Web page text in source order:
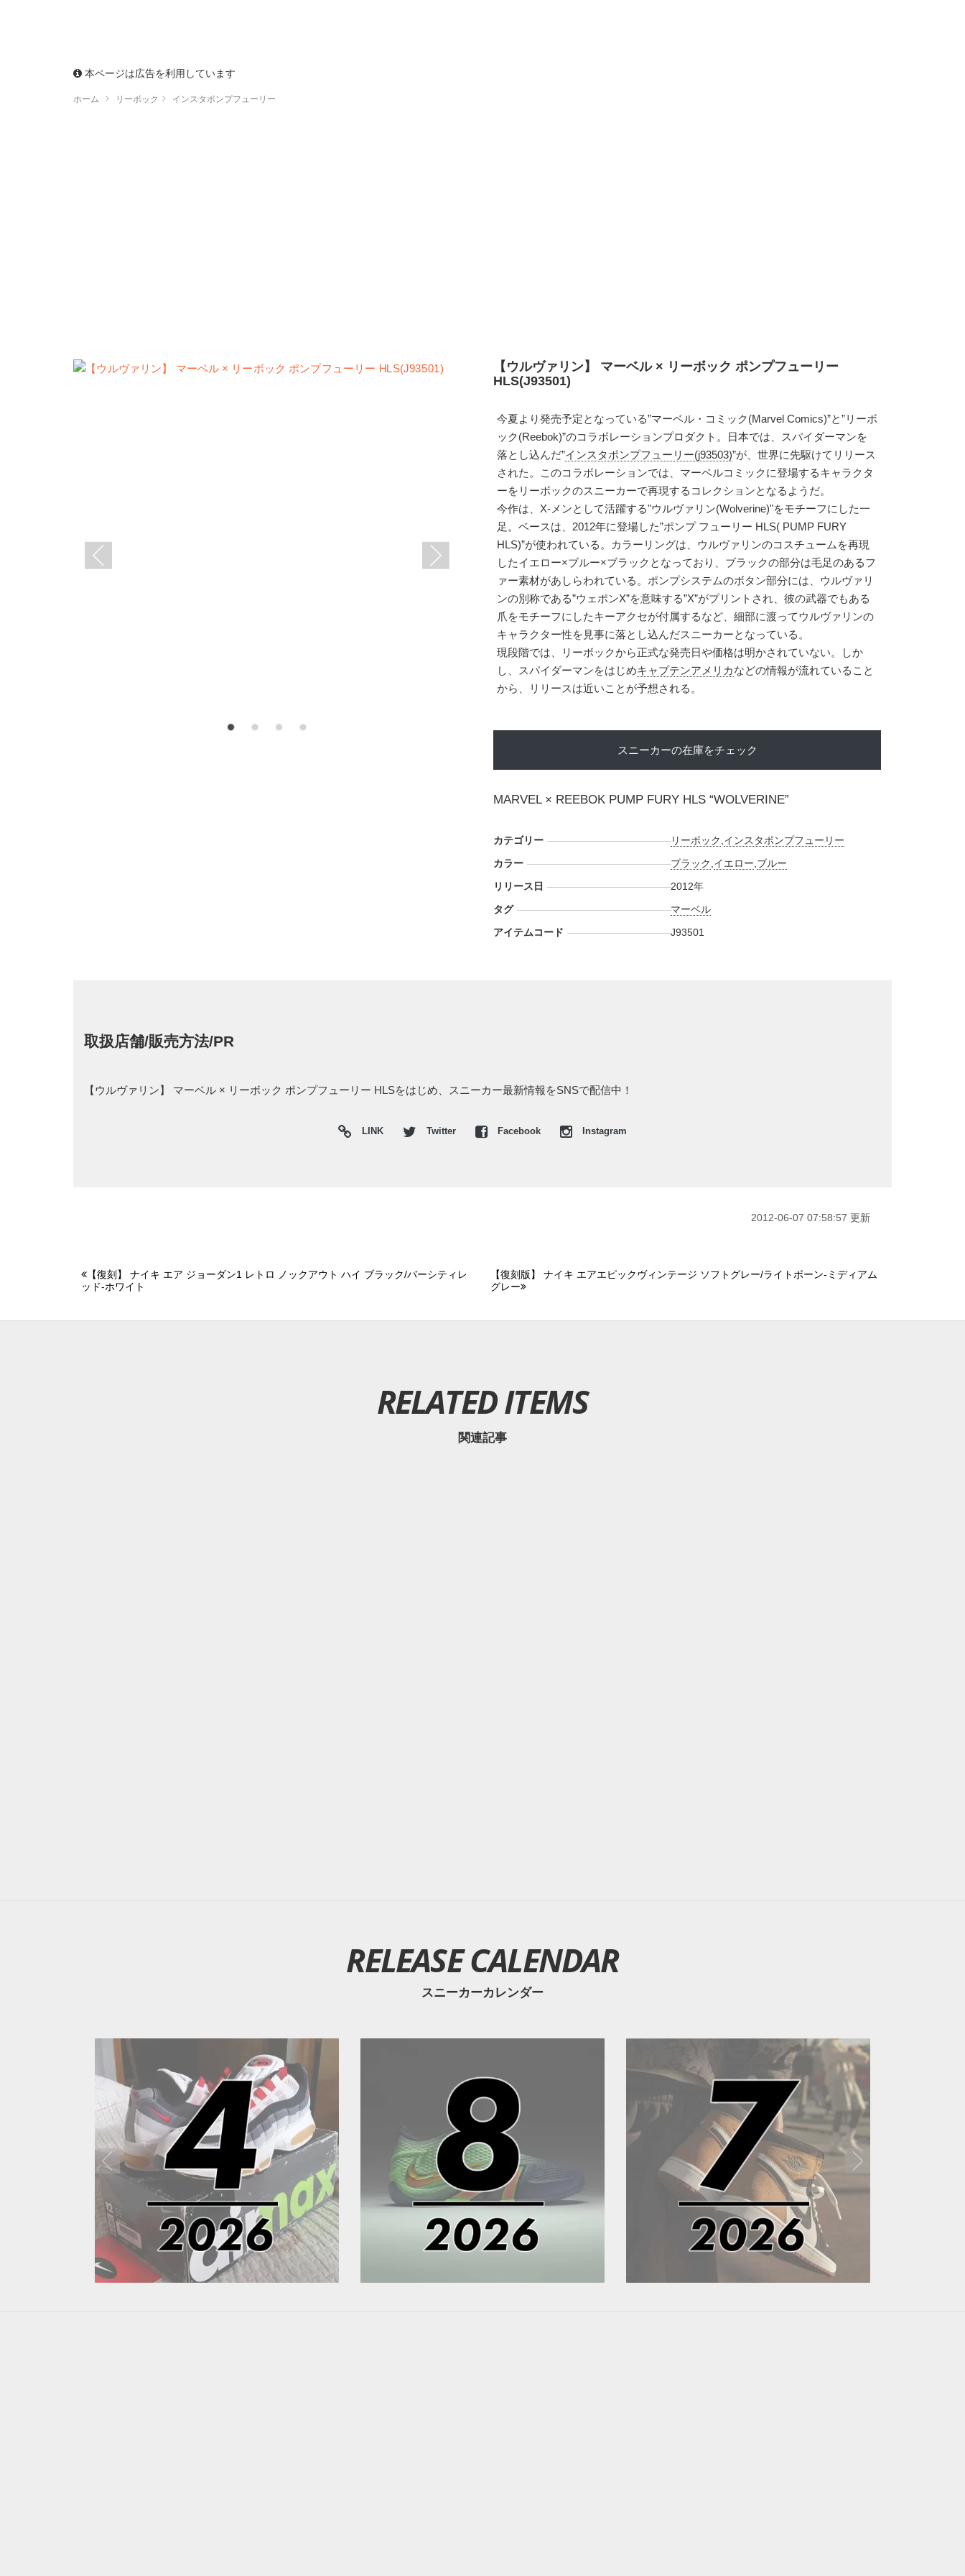
本ページは広告を利用しています
ホーム リーボック インスタポンプフューリー
【ウルヴァリン】 マーベル × リーボック ポンプフューリー
HLS(J93501)
今夏より発売予定となっている”マーベル・コミック(Marvel Comics)”と”リーボ
ック(Reebok)”のコラボレーションプロダクト。日本では、スパイダーマンを
落とし込んだ”インスタポンプフューリー(j93503)”が、世界に先駆けてリリース
された。このコラボレーションでは、マーベルコミックに登場するキャラクタ
ーをリーボックのスニーカーで再現するコレクションとなるようだ。
今作は、X-メンとして活躍する"ウルヴァリン(Wolverine)"をモチーフにした一
足。ベースは、2012年に登場した”ポンプ フューリー HLS( PUMP FURY
HLS)”が使われている。カラーリングは、ウルヴァリンのコスチュームを再現
したイエロー×ブルー×ブラックとなっており、ブラックの部分は毛足のあるフ
ァー素材があしらわれている。ポンプシステムのボタン部分には、ウルヴァリ
ンの別称である”ウェポンX”を意味する”X”がプリントされ、彼の武器でもある
爪をモチーフにしたキーアクセが付属するなど、細部に渡ってウルヴァリンの
キャラクター性を見事に落とし込んだスニーカーとなっている。
現段階では、リーボックから正式な発売日や価格は明かされていない。しか
し、スパイダーマンをはじめキャプテンアメリカなどの情報が流れていること
から、リリースは近いことが予想される。
スニーカーの在庫をチェック
MARVEL × REEBOK PUMP FURY HLS “WOLVERINE”
カテゴリー リーボック インスタポンプフューリー
カラー
ブラック イエロー ブルー
リリース日
2012年
タグ
マーベル
アイテムコード
J93501
取扱店舗/販売方法/PR
【ウルヴァリン】 マーベル × リーボック ポンプフューリー HLSをはじめ、スニーカー最新情報をSNSで配信中！
LINK Twitter Facebook Instagram
2012-06-07 07:58:57 更新
【復刻】 ナイキ エア ジョーダン1 レトロ ノックアウト ハイ ブラック/バーシティレ
ッド-ホワイト
【復刻版】 ナイキ エアエピックヴィンテージ ソフトグレー/ライトボーン-ミディアム
グレー
RELATED ITEMS
関連記事
RELEASE CALENDAR
スニーカーカレンダー